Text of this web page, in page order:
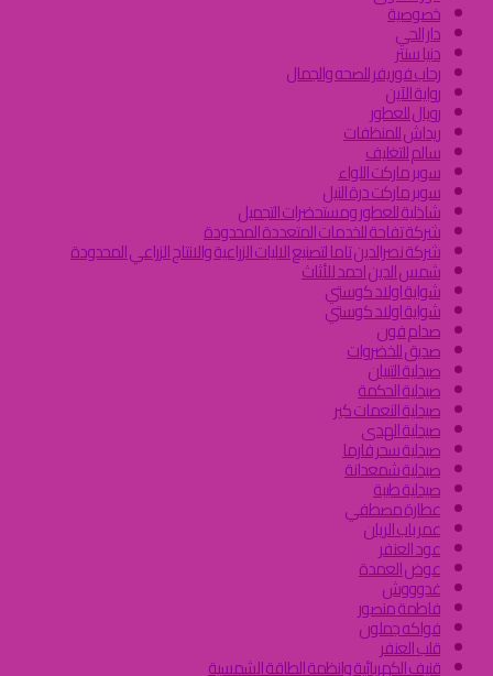
خصوصية
دار الحي
دنيا سنتر
رحاب فوريفر للصحه والجمال
رواية الآين
رويال للعطور
ريداش للمنظفات
سالم للتغليف
سوبر ماركت اللواء
سوبر ماركت درة النيل
شاذلية للعطور ومستحضرات التجميل
شركة تفاحة للخدمات المتعددة المحدودة
شركة نصرالدين تاما لتصنيع الاليات الزراعية والانتاج الزراعي المحدودة
شمس الدين احمد للأثاث
شواية اولاد كوستي
شواية اولاد كوستي
صدام فون
صديق للخضروات
صيدلية التبيان
صيدلية الحكمة
صيدلية النعمات كير
صيدلية الهدى
صيدلية سحر فارما
صيدلية شمعدانة
صيدلية طيبة
عطارة مصطفي
عمر باب الريان
عود العنفر
عوض العمدة
غدوووش
فاطمة منصور
فواكه جملون
قلب العنفر
قنيف الكهربائية وانظمة الطاقة الشمسية